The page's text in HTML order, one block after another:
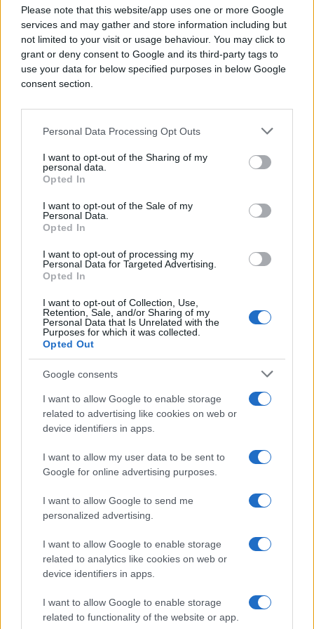
Please note that this website/app uses one or more Google
services and may gather and store information including but
not limited to your visit or usage behaviour. You may click to
grant or deny consent to Google and its third-party tags to
use your data for below specified purposes in below Google
consent section.
Personal Data Processing Opt Outs
I want to opt-out of the Sharing of my
personal data.
Opted In
I want to opt-out of the Sale of my
Personal Data.
Opted In
I want to opt-out of processing my
Personal Data for Targeted Advertising.
Opted In
I want to opt-out of Collection, Use,
Retention, Sale, and/or Sharing of my
Personal Data that Is Unrelated with the
Purposes for which it was collected.
Opted Out
Google consents
I want to allow Google to enable storage
related to advertising like cookies on web or
device identifiers in apps.
I want to allow my user data to be sent to
Google for online advertising purposes.
I want to allow Google to send me
personalized advertising.
I want to allow Google to enable storage
related to analytics like cookies on web or
device identifiers in apps.
I want to allow Google to enable storage
related to functionality of the website or app.
080 020 135 i e-mail adresainfo.edtz@epbih.ba.
U Zenici građani informacije mogu dobiti putem
broja 080 020 132 ili adreseinfo.edze@epbih.ba.
020 136 ili pisati nainfo.edmo@epbih.ba.
020 130 te e-mailinfo.edtr@epbih.ba
pozivom na 080 020 134 ili slanjem poruke na
info.edbi@epbih.ba
#Elektroprivreda BiH #lažni računi